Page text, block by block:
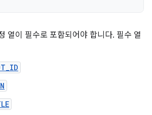
열이 필수로 포함되어야 합니다. 필수 열